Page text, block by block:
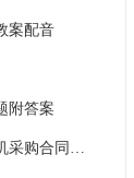
案配音
附答案
【详尽多应用版】相机采购合同范本(共)